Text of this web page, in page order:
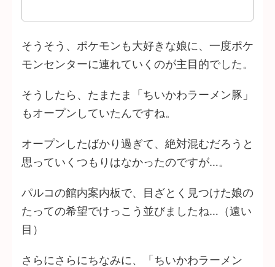
そうそう、ポケモンも大好きな娘に、一度ポケ
モンセンターに連れていくのが主目的でした。
そうしたら、たまたま「ちいかわラーメン豚」
もオープンしていたんですね。
オープンしたばかり過ぎて、絶対混むだろうと
思っていくつもりはなかったのですが…。
パルコの館内案内板で、目ざとく見つけた娘の
たっての希望でけっこう並びましたね…（遠い
目）
さらにさらにちなみに、「ちいかわラーメン